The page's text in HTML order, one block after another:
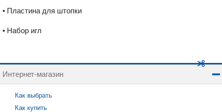
• Пластина для штопки
• Набор игл
Интернет-магазин
Как выбрать
Как купить